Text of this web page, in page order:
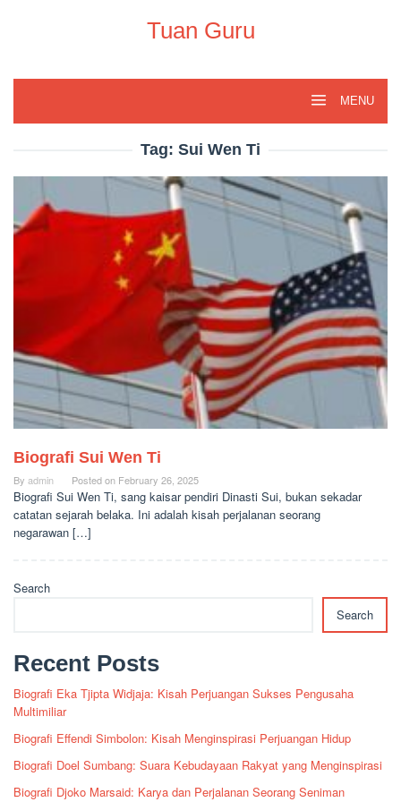
Tuan Guru
MENU
Tag: Sui Wen Ti
Biografi Sui Wen Ti
By admin Posted on February 26, 2025
Biografi Sui Wen Ti, sang kaisar pendiri Dinasti Sui, bukan sekadar
catatan sejarah belaka. Ini adalah kisah perjalanan seorang
negarawan […]
Search
Search
Recent Posts
Biografi Eka Tjipta Widjaja: Kisah Perjuangan Sukses Pengusaha
Multimiliar
Biografi Effendi Simbolon: Kisah Menginspirasi Perjuangan Hidup
Biografi Doel Sumbang: Suara Kebudayaan Rakyat yang Menginspirasi
Biografi Djoko Marsaid: Karya dan Perjalanan Seorang Seniman